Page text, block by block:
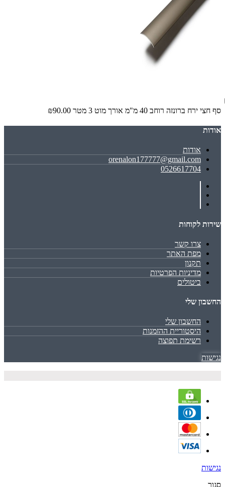
סף חצי ירח ברונזה רוחב 40 מ"מ אורך מוט 3 מטר ₪90.00
אודות
אודות
orenalon177777@gmail.com
0526617704
שירות לקוחות
צרו קשר
מפת האתר
תקנון
מדיניות הפרטיות
ביטולים
החשבון שלי
החשבון שלי
היסטוריית ההזמנות
רשימת תפוצה
נגישות
נגישות
סגור